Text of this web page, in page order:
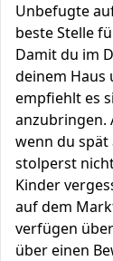
Unbefugte
beste Stelle
Damit du im
deinem Haus
empfiehlt es
anzubringen.
wenn du spät
stolperst
Kinder
auf dem
verfügen
über einen